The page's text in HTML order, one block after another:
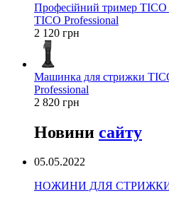
Професійний тример TICO
TICO Professional
2 120 грн
Машинка для стрижки
Professional
2 820 грн
Новини сайту
05.05.2022
НОЖИНИ ДЛЯ СТРИЖКИ